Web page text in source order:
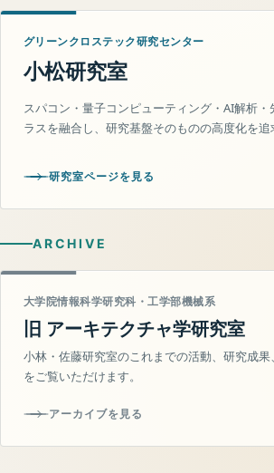
グリーンクロステック研究センター
小松研究室
スパコン・量子コンピューティング・AI解析・
ラスを融合し、研究基盤そのものの高度化を追
研究室ページを見る
ARCHIVE
大学院情報科学研究科・工学部機械系
旧 アーキテクチャ学研究室
小林・佐藤研究室のこれまでの活動、研究成
をご覧いただけます。
アーカイブを見る